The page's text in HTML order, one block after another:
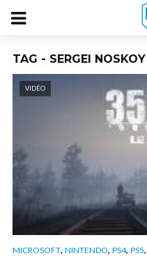
TAG - SERGEI NOSKOY
VIDÉO
MICROSOFT, NINTENDO, PS4, PS5,